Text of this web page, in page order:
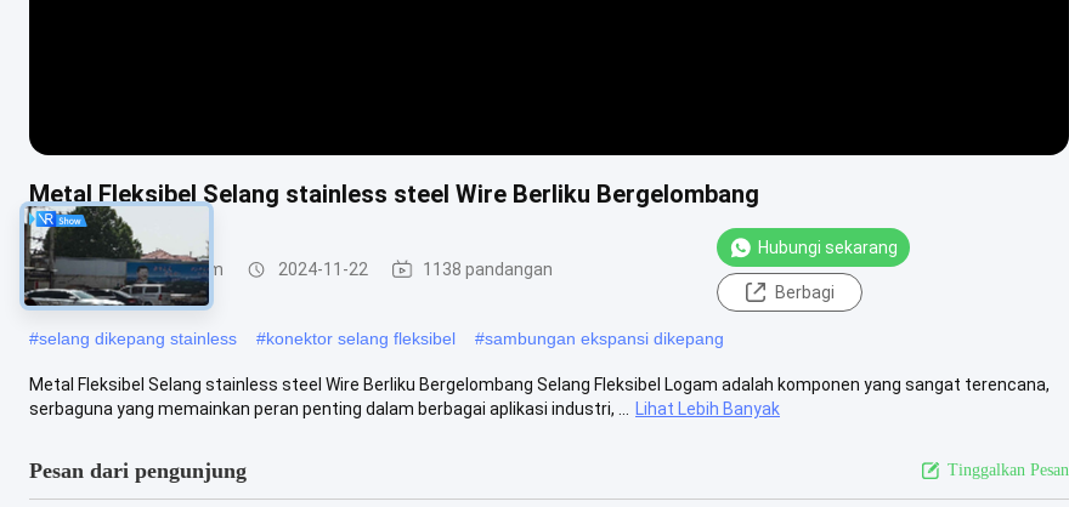
Metal Fleksibel Selang stainless steel Wire Berliku Bergelombang
Selang Jalinan Logam 2024-11-22 1138 pandangan
Hubungi sekarang
Berbagi
#selang dikepang stainless #konektor selang fleksibel #sambungan ekspansi dikepang
Metal Fleksibel Selang stainless steel Wire Berliku Bergelombang Selang Fleksibel Logam adalah komponen yang sangat terencana,
serbaguna yang memainkan peran penting dalam berbagai aplikasi industri, ...
Lihat Lebih Banyak
Pesan dari pengunjung Tinggalkan Pesan